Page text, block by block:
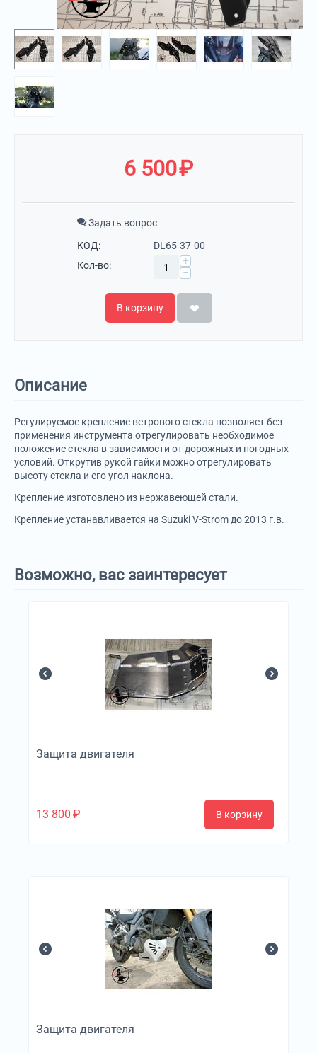
6 500₽
Задать вопрос
КОД:
DL65-37-00
Кол-во:
+
−
В корзину
Описание
Регулируемое крепление ветрового стекла позволяет без
применения инструмента отрегулировать необходимое
положение стекла в зависимости от дорожных и погодных
условий. Открутив рукой гайки можно отрегулировать
высоту стекла и его угол наклона.
Крепление изготовлено из нержавеющей стали.
Крепление устанавливается на Suzuki V-Strom до 2013 г.в.
Возможно, вас заинтересует
Защита двигателя
13 800 ₽ В корзину
Защита двигателя